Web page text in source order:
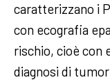
caratterizzano i
con ecografia
rischio, cioè con
diagnosi di